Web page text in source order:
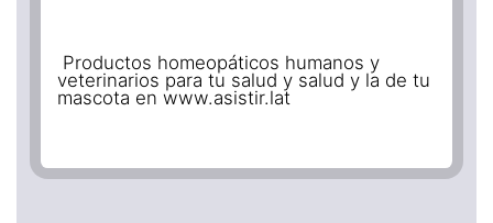
Productos homeopáticos humanos y
veterinarios para tu salud y salud y la de tu
mascota en www.asistir.lat